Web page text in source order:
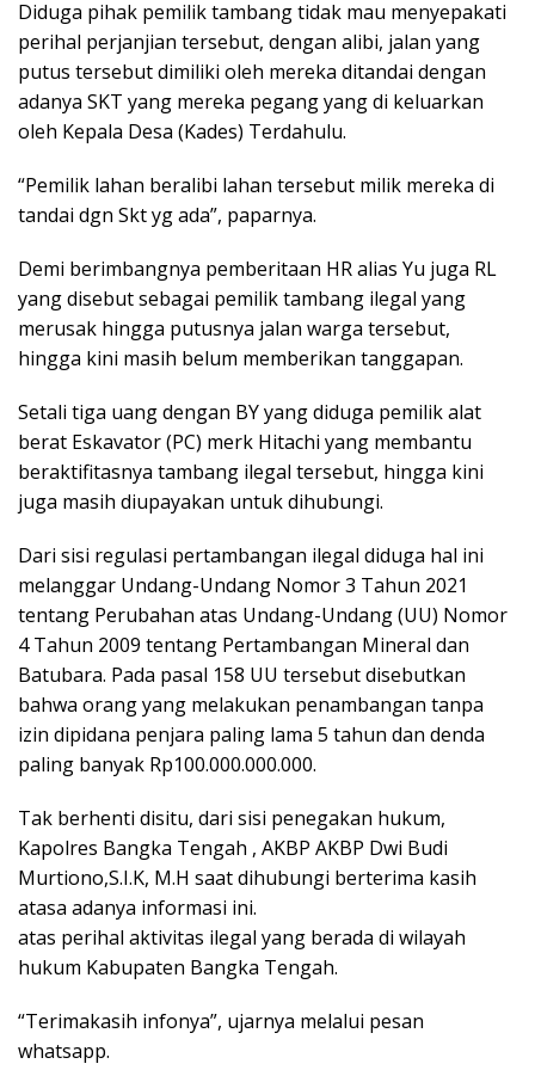
Diduga pihak pemilik tambang tidak mau menyepakati
perihal perjanjian tersebut, dengan alibi, jalan yang
putus tersebut dimiliki oleh mereka ditandai dengan
adanya SKT yang mereka pegang yang di keluarkan
oleh Kepala Desa (Kades) Terdahulu.
“Pemilik lahan beralibi lahan tersebut milik mereka di
tandai dgn Skt yg ada”, paparnya.
Demi berimbangnya pemberitaan HR alias Yu juga RL
yang disebut sebagai pemilik tambang ilegal yang
merusak hingga putusnya jalan warga tersebut,
hingga kini masih belum memberikan tanggapan.
Setali tiga uang dengan BY yang diduga pemilik alat
berat Eskavator (PC) merk Hitachi yang membantu
beraktifitasnya tambang ilegal tersebut, hingga kini
juga masih diupayakan untuk dihubungi.
Dari sisi regulasi pertambangan ilegal diduga hal ini
melanggar Undang-Undang Nomor 3 Tahun 2021
tentang Perubahan atas Undang-Undang (UU) Nomor
4 Tahun 2009 tentang Pertambangan Mineral dan
Batubara. Pada pasal 158 UU tersebut disebutkan
bahwa orang yang melakukan penambangan tanpa
izin dipidana penjara paling lama 5 tahun dan denda
paling banyak Rp100.000.000.000.
Tak berhenti disitu, dari sisi penegakan hukum,
Kapolres Bangka Tengah , AKBP AKBP Dwi Budi
Murtiono,S.I.K, M.H saat dihubungi berterima kasih
atasa adanya informasi ini.
atas perihal aktivitas ilegal yang berada di wilayah
hukum Kabupaten Bangka Tengah.
“Terimakasih infonya”, ujarnya melalui pesan
whatsapp.